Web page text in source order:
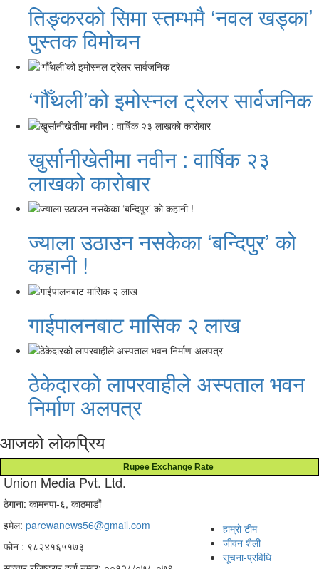
तिङ्करको सिमा स्तम्भमै ‘नवल खड्का’
पुस्तक विमोचन
‘गौँथली’को इमोस्नल ट्रेलर सार्वजनिक
खुर्सानीखेतीमा नवीन : वार्षिक २३
लाखको कारोबार
ज्याला उठाउन नसकेका ‘बन्दिपुर’ को
कहानी !
गाईपालनबाट मासिक २ लाख
ठेकेदारको लापरवाहीले अस्पताल भवन
निर्माण अलपत्र
आजको लोकप्रिय
Rupee Exchange Rate
Union Media Pvt. Ltd.
ठेगाना: कामनपा-६, काठमाडौं
इमेल: parewanews56@gmail.com
फोन : ९८२४१६५१७३
हाम्रो टीम
जीवन शैली
सूचना-प्रविधि